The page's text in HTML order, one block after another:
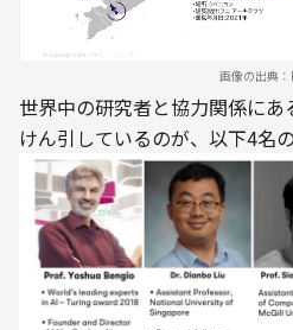
画像の出典：
世界中の研究者と協力関係に